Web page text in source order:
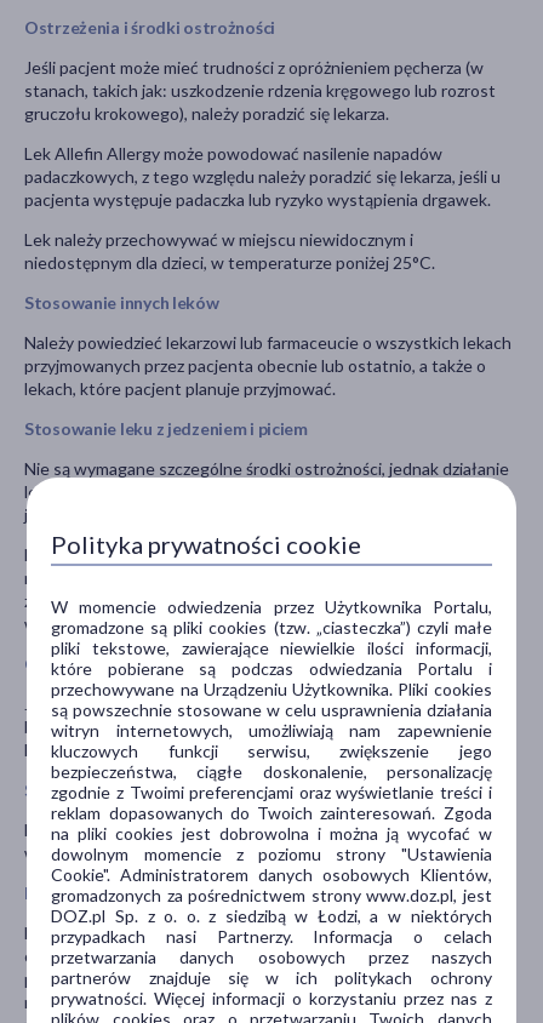
Ostrzeżenia i środki ostrożności
Jeśli pacjent może mieć trudności z opróżnieniem pęcherza (w
stanach, takich jak: uszkodzenie rdzenia kręgowego lub rozrost
gruczołu krokowego), należy poradzić się lekarza.
Lek Allefin Allergy może powodować nasilenie napadów
padaczkowych, z tego względu należy poradzić się lekarza, jeśli u
pacjenta występuje padaczka lub ryzyko wystąpienia drgawek.
Lek należy przechowywać w miejscu niewidocznym i
niedostępnym dla dzieci, w temperaturze poniżej 25°C.
Stosowanie innych leków
Należy powiedzieć lekarzowi lub farmaceucie o wszystkich lekach
przyjmowanych przez pacjenta obecnie lub ostatnio, a także o
lekach, które pacjent planuje przyjmować.
Stosowanie leku z jedzeniem i piciem
Nie są wymagane szczególne środki ostrożności, jednak działanie
leku może ulegać opóźnieniu, jeśli jest on przyjmowany z
jedzeniem.
Nie wykazano, aby spożywanie alkoholu i przyjmowanie leku
nasilało działanie którejkolwiek substancji, jednak zaleca się
zachowanie ostrożności podczas stosowania leku i picia alkoholu
w tym samym czasie.
Ciąża i karmienie piersią
Jeśli pacjentka jest w ciąży lub karmi piersią, przypuszcza że może
być w ciąży lub gdy planuje mieć dziecko, powinna poradzić się
lekarza lub farmaceuty przed zastosowaniem tego leku.
Stosowanie leku u dzieci i młodzieży
Nie zaleca się podawania tabletek Allefin Allergy dzieciom w
wieku poniżej 6 lat.
Prowadzenie pojazdów i obsługa maszyn
Niektórzy pacjenci przyjmujący lek mogą odczuwać senność,
ospałość, zmęczenie i wyczerpanie. Jeśli pacjent planuje
prowadzenie samochodu, wykonywanie potencjalnie
niebezpiecznych czynności lub obsługę maszyn, powinien
Polityka prywatności cookie
W momencie odwiedzenia przez Użytkownika Portalu,
gromadzone są pliki cookies (tzw. „ciasteczka”) czyli małe
pliki tekstowe, zawierające niewielkie ilości informacji,
które pobierane są podczas odwiedzania Portalu i
przechowywane na Urządzeniu Użytkownika. Pliki cookies
są powszechnie stosowane w celu usprawnienia działania
witryn internetowych, umożliwiają nam zapewnienie
kluczowych funkcji serwisu, zwiększenie jego
bezpieczeństwa, ciągłe doskonalenie, personalizację
zgodnie z Twoimi preferencjami oraz wyświetlanie treści i
reklam dopasowanych do Twoich zainteresowań. Zgoda
na pliki cookies jest dobrowolna i można ją wycofać w
dowolnym momencie z poziomu strony "Ustawienia
Cookie". Administratorem danych osobowych Klientów,
gromadzonych za pośrednictwem strony www.doz.pl, jest
DOZ.pl Sp. z o. o. z siedzibą w Łodzi, a w niektórych
przypadkach nasi Partnerzy. Informacja o celach
przetwarzania danych osobowych przez naszych
partnerów znajduje się w ich politykach ochrony
prywatności. Więcej informacji o korzystaniu przez nas z
plików cookies oraz o przetwarzaniu Twoich danych